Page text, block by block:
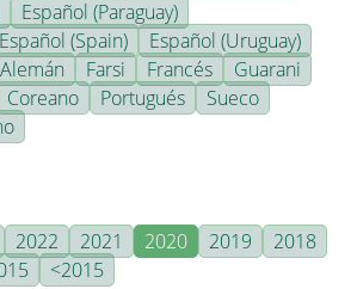
Español (Paraguay)
Español (Spain)
Español (Uruguay)
Alemán Farsi Francés
Guarani
Coreano Portugués
Sueco
2022 2021 2020 2019
2018
<2015